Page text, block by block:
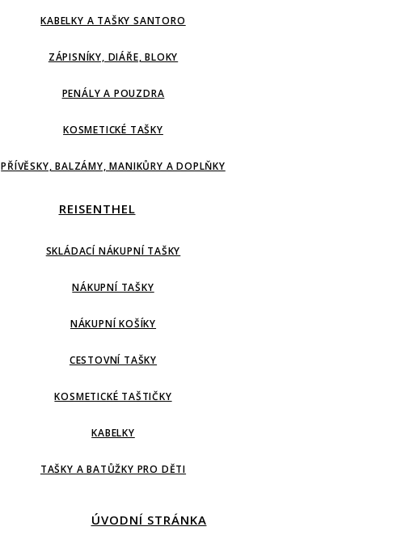
KABELKY A TAŠKY SANTORO
ZÁPISNÍKY, DIÁŘE, BLOKY
PENÁLY A POUZDRA
KOSMETICKÉ TAŠKY
PŘÍVĚSKY, BALZÁMY, MANIKŮRY A DOPLŇKY
REISENTHEL
SKLÁDACÍ NÁKUPNÍ TAŠKY
NÁKUPNÍ TAŠKY
NÁKUPNÍ KOŠÍKY
CESTOVNÍ TAŠKY
KOSMETICKÉ TAŠTIČKY
KABELKY
TAŠKY A BATŮŽKY PRO DĚTI
ÚVODNÍ STRÁNKA